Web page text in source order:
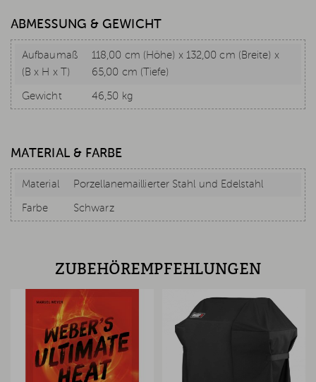
ABMESSUNG & GEWICHT
Aufbaumaß
(B x H x T)
118,00 cm (Höhe) x 132,00 cm (Breite) x
65,00 cm (Tiefe)
Gewicht 46,50 kg
MATERIAL & FARBE
Material Porzellanemaillierter Stahl und Edelstahl
Farbe Schwarz
ZUBEHÖREMPFEHLUNGEN